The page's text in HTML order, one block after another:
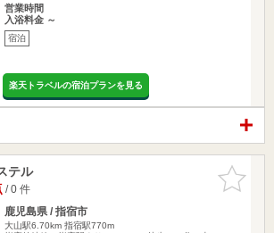
営業時間
入浴料金 ～
宿泊
楽天トラベルの宿泊プランを見る
お気に入
りに追加
テル
/ 0 件
鹿児島県 / 指宿市
大山駅6.70km 指宿駅770m